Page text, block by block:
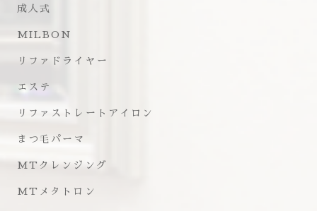
成人式
MILBON
リファドライヤー
エステ
リファストレートアイロン
まつ毛パーマ
MTクレンジング
MTメタトロン